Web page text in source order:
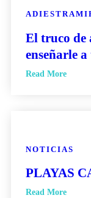
El truco de
enseñarle
Read More
NOTICIAS
PLAYAS
Read More